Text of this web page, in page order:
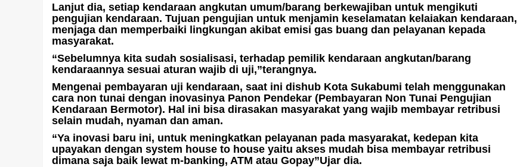
Lanjut dia, setiap kendaraan angkutan umum/barang berkewajiban untuk mengikuti
pengujian kendaraan. Tujuan pengujian untuk menjamin keselamatan kelaiakan kendaraan,
menjaga dan memperbaiki lingkungan akibat emisi gas buang dan pelayanan kepada
masyarakat.
“Sebelumnya kita sudah sosialisasi, terhadap pemilik kendaraan angkutan/barang
kendaraannya sesuai aturan wajib di uji,”terangnya.
Mengenai pembayaran uji kendaraan, saat ini dishub Kota Sukabumi telah menggunakan
cara non tunai dengan inovasinya Panon Pendekar (Pembayaran Non Tunai Pengujian
Kendaraan Bermotor). Hal ini bisa dirasakan masyarakat yang wajib membayar retribusi
selain mudah, nyaman dan aman.
“Ya inovasi baru ini, untuk meningkatkan pelayanan pada masyarakat, kedepan kita
upayakan dengan system house to house yaitu akses mudah bisa membayar retribusi
dimana saja baik lewat m-banking, ATM atau Gopay”Ujar dia.